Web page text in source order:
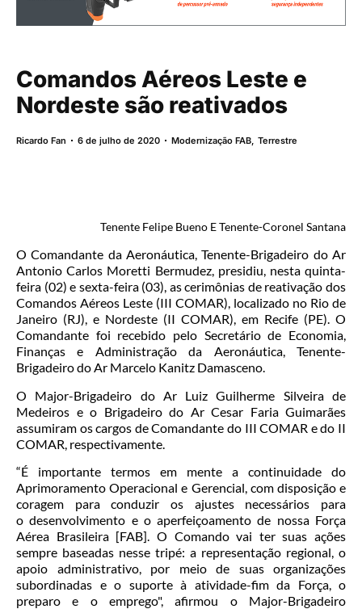
Comandos Aéreos Leste e
Nordeste são reativados
Ricardo Fan 6 de julho de 2020 Modernização FAB,Terrestre
Tenente Felipe Bueno E Tenente-Coronel Santana
O Comandante da Aeronáutica, Tenente-Brigadeiro do Ar
Antonio Carlos Moretti Bermudez, presidiu, nesta quinta-
feira (02) e sexta-feira (03), as cerimônias de reativação dos
Comandos Aéreos Leste (III COMAR), localizado no Rio de
Janeiro (RJ), e Nordeste (II COMAR), em Recife (PE). O
Comandante foi recebido pelo Secretário de Economia,
Finanças e Administração da Aeronáutica, Tenente-
Brigadeiro do Ar Marcelo Kanitz Damasceno.
O Major-Brigadeiro do Ar Luiz Guilherme Silveira de
Medeiros e o Brigadeiro do Ar Cesar Faria Guimarães
assumiram os cargos de Comandante do III COMAR e do II
COMAR, respectivamente.
“É importante termos em mente a continuidade do
Aprimoramento Operacional e Gerencial, com disposição e
coragem para conduzir os ajustes necessários para
o desenvolvimento e o aperfeiçoamento de nossa Força
Aérea Brasileira [FAB]. O Comando vai ter suas ações
sempre baseadas nesse tripé: a representação regional, o
apoio administrativo, por meio de suas organizações
subordinadas e o suporte à atividade-fim da Força, o
preparo e o emprego", afirmou o Major-Brigadeiro